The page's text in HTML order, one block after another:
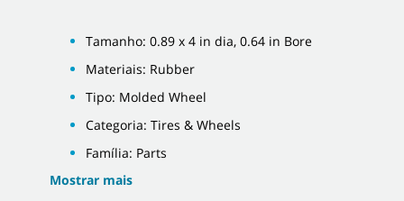
Tamanho: 0.89 x 4 in dia, 0.64 in Bore
Materiais: Rubber
Tipo: Molded Wheel
Categoria: Tires & Wheels
Família: Parts
Mostrar mais